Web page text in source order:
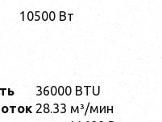
10500 Вт
36000 BTU
28.33 м³/мин